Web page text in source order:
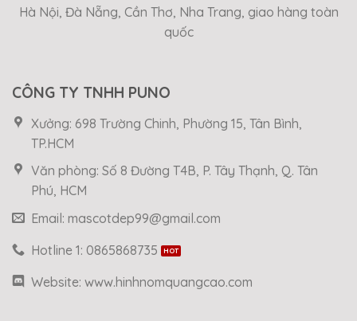
Hà Nội, Đà Nẵng, Cần Thơ, Nha Trang, giao hàng toàn
quốc
CÔNG TY TNHH PUNO
Xưởng: 698 Trường Chinh, Phường 15, Tân Bình,
TP.HCM
Văn phòng: Số 8 Đường T4B, P. Tây Thạnh, Q. Tân
Phú, HCM
Email: mascotdep99@gmail.com
Hotline 1: 0865868735
Website: www.hinhnomquangcao.com